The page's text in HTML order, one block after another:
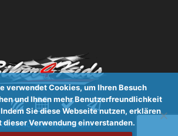
Datenschutz·Impressum
verwendet Cookies, um Ihren Besuch
und Ihnen mehr Benutzerfreundlichkeit
Sie diese Webseite nutzen, erklären
dieser Verwendung einverstanden.